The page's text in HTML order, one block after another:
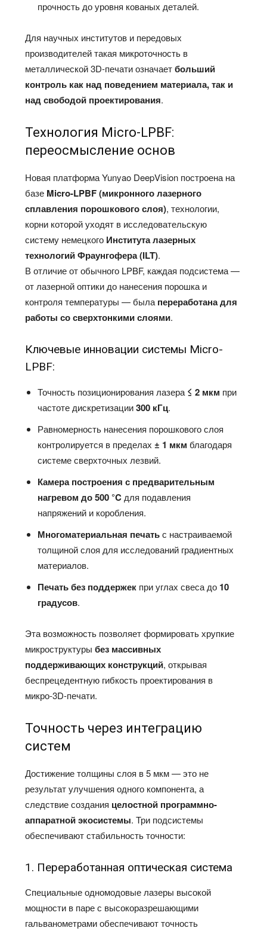
прочность до уровня кованых деталей.
Для научных институтов и передовых
производителей такая микроточность в
металлической 3D-печати означаетбольший
контроль как над поведением материала, так и
над свободой проектирования.
Технология Micro-LPBF:
переосмысление основ
Новая платформа Yunyao DeepVision построена на
базе Micro-LPBF (микронного лазерного
сплавления порошкового слоя), технологии,
корни которой уходят в исследовательскую
систему немецкого Института лазерных
технологий Фраунгофера (ILT).
В отличие от обычного LPBF, каждая подсистема —
от лазерной оптики до нанесения порошка и
контроля температуры — была переработана для
работы со сверхтонкими слоями.
Ключевые инновации системы Micro-
LPBF:
Точность позиционирования лазера ≤ 2 мкм при
частоте дискретизации300 кГц.
Равномерность нанесения порошкового слоя
контролируется в пределах± 1 мкм благодаря
системе сверхточных лезвий.
Камера построения с предварительным
нагревом до 500 °C для подавления
напряжений и коробления.
Многоматериальная печатьс настраиваемой
толщиной слоя для исследований градиентных
материалов.
Печать без поддержек при углах свеса до 10
градусов.
Эта возможность позволяет формировать хрупкие
микроструктурыбез массивных
поддерживающих конструкций, открывая
беспрецедентную гибкость проектирования в
микро-3D-печати.
Точность через интеграцию
систем
Достижение толщины слоя в 5 мкм — это не
результат улучшения одного компонента, а
следствие создания целостной программно-
аппаратной экосистемы. Три подсистемы
обеспечивают стабильность точности:
1. Переработанная оптическая система
Специальные одномодовые лазеры высокой
мощности в паре с высокоразрешающими
гальванометрами обеспечивают точность